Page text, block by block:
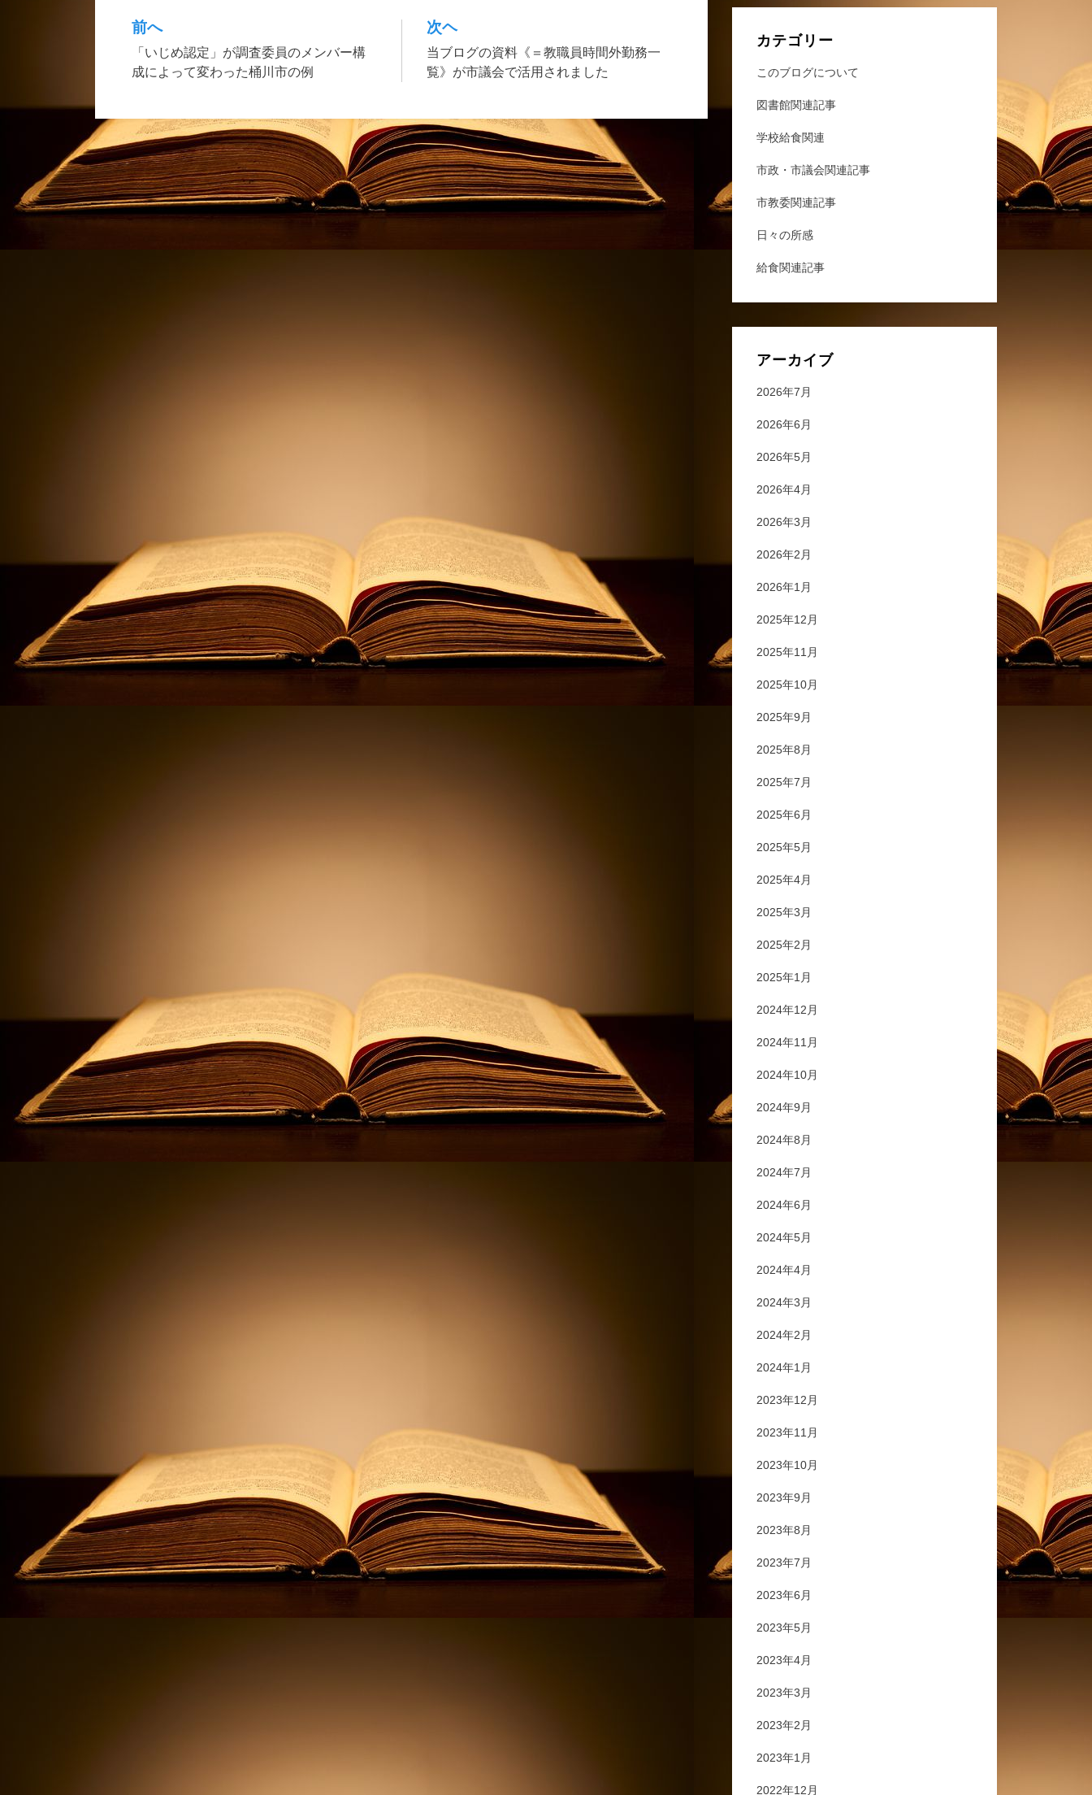
投
稿
ビ
ゲ
ー
シ
前へ
「いじめ認定」が調査委員のメンバー構
成によって変わった桶川市の例
次ヘ
当ブログの資料《＝教職員時間外勤務一
覧》が市議会で活用されました
カテゴリー
このブログについて
図書館関連記事
学校給食関連
市政・市議会関連記事
市教委関連記事
日々の所感
給食関連記事
アーカイブ
2026年7月
2026年6月
2026年5月
2026年4月
2026年3月
2026年2月
2026年1月
2025年12月
2025年11月
2025年10月
2025年9月
2025年8月
2025年7月
2025年6月
2025年5月
2025年4月
2025年3月
2025年2月
2025年1月
2024年12月
2024年11月
2024年10月
2024年9月
2024年8月
2024年7月
2024年6月
2024年5月
2024年4月
2024年3月
2024年2月
2024年1月
2023年12月
2023年11月
2023年10月
2023年9月
2023年8月
2023年7月
2023年6月
2023年5月
2023年4月
2023年3月
2023年2月
2023年1月
2022年12月